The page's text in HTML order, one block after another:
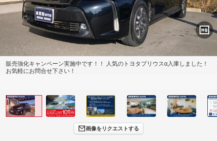
販売強化キャンペーン実施中です！！ 人気のトヨタプリウスα入庫しました！
お気軽にお問合せ下さい！
画像をリクエストする